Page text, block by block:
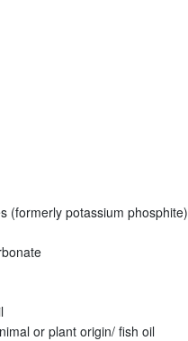
(formerly potassium phosphite)
or plant origin/ fish oil